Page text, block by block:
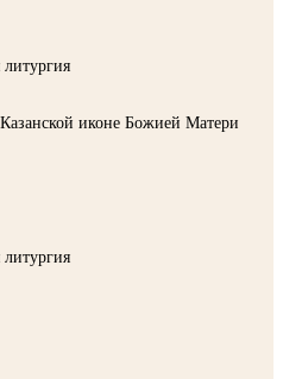
иконе Божией Матери